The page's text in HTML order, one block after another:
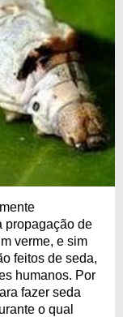
propagação de
verme, e sim
feitos de seda,
humanos. Por
fazer seda
o qual